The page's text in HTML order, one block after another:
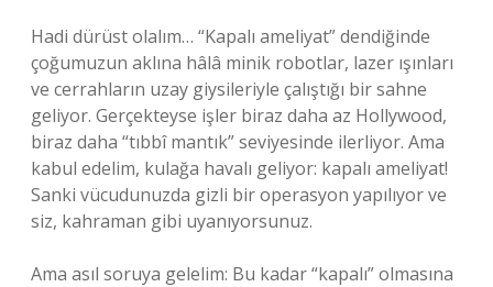
Hadi dürüst olalım… “Kapalı ameliyat” dendiğinde
çoğumuzun aklına hâlâ minik robotlar, lazer ışınları
ve cerrahların uzay giysileriyle çalıştığı bir sahne
geliyor. Gerçekteyse işler biraz daha az Hollywood,
biraz daha “tıbbî mantık” seviyesinde ilerliyor. Ama
kabul edelim, kulağa havalı geliyor: kapalı ameliyat!
Sanki vücudunuzda gizli bir operasyon yapılıyor ve
siz, kahraman gibi uyanıyorsunuz.
Ama asıl soruya gelelim: Bu kadar “kapalı” olmasına